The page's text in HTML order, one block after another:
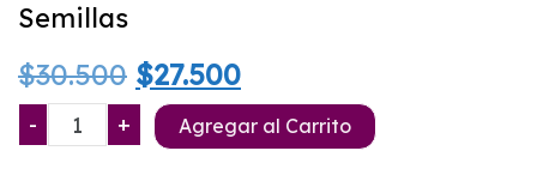
Semillas
$30.500 El
precio
$27.500El
precio
-
Punto
Rojo
+ Agregar al Carrito